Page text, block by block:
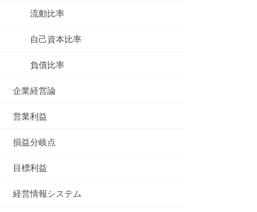
流動比率
自己資本比率
負債比率
企業経営論
営業利益
損益分岐点
目標利益
経営情報システム